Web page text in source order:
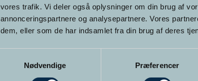
vores trafik. Vi deler også oplysninger om din brug af
annonceringspartnere og analysepartnere. Vores
dem, eller som de har indsamlet fra din brug af deres
Nødvendige
Præferencer